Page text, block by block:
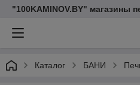
"100KAMINOV.BY" магазины
Каталог БАНИ